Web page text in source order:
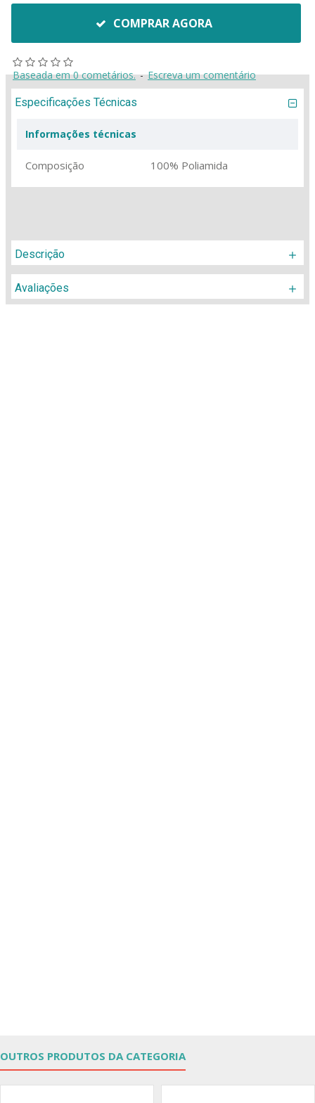
Baseada em 0 cometários. - Escreva um comentário
COMPRAR AGORA
Especificações Técnicas
Informações técnicas
Composição 100% Poliamida
Descrição
Avaliações
OUTROS PRODUTOS DA CATEGORIA